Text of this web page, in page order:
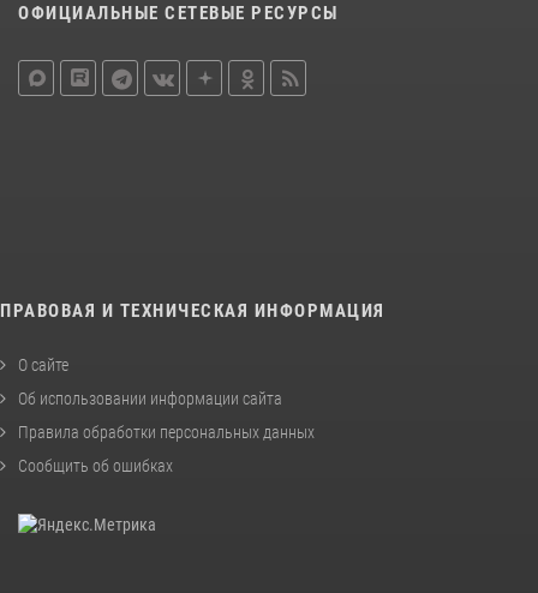
ОФИЦИАЛЬНЫЕ СЕТЕВЫЕ РЕСУРСЫ
ПРАВОВАЯ И ТЕХНИЧЕСКАЯ ИНФОРМАЦИЯ
О сайте
Об использовании информации сайта
Правила обработки персональных данных
Сообщить об ошибках